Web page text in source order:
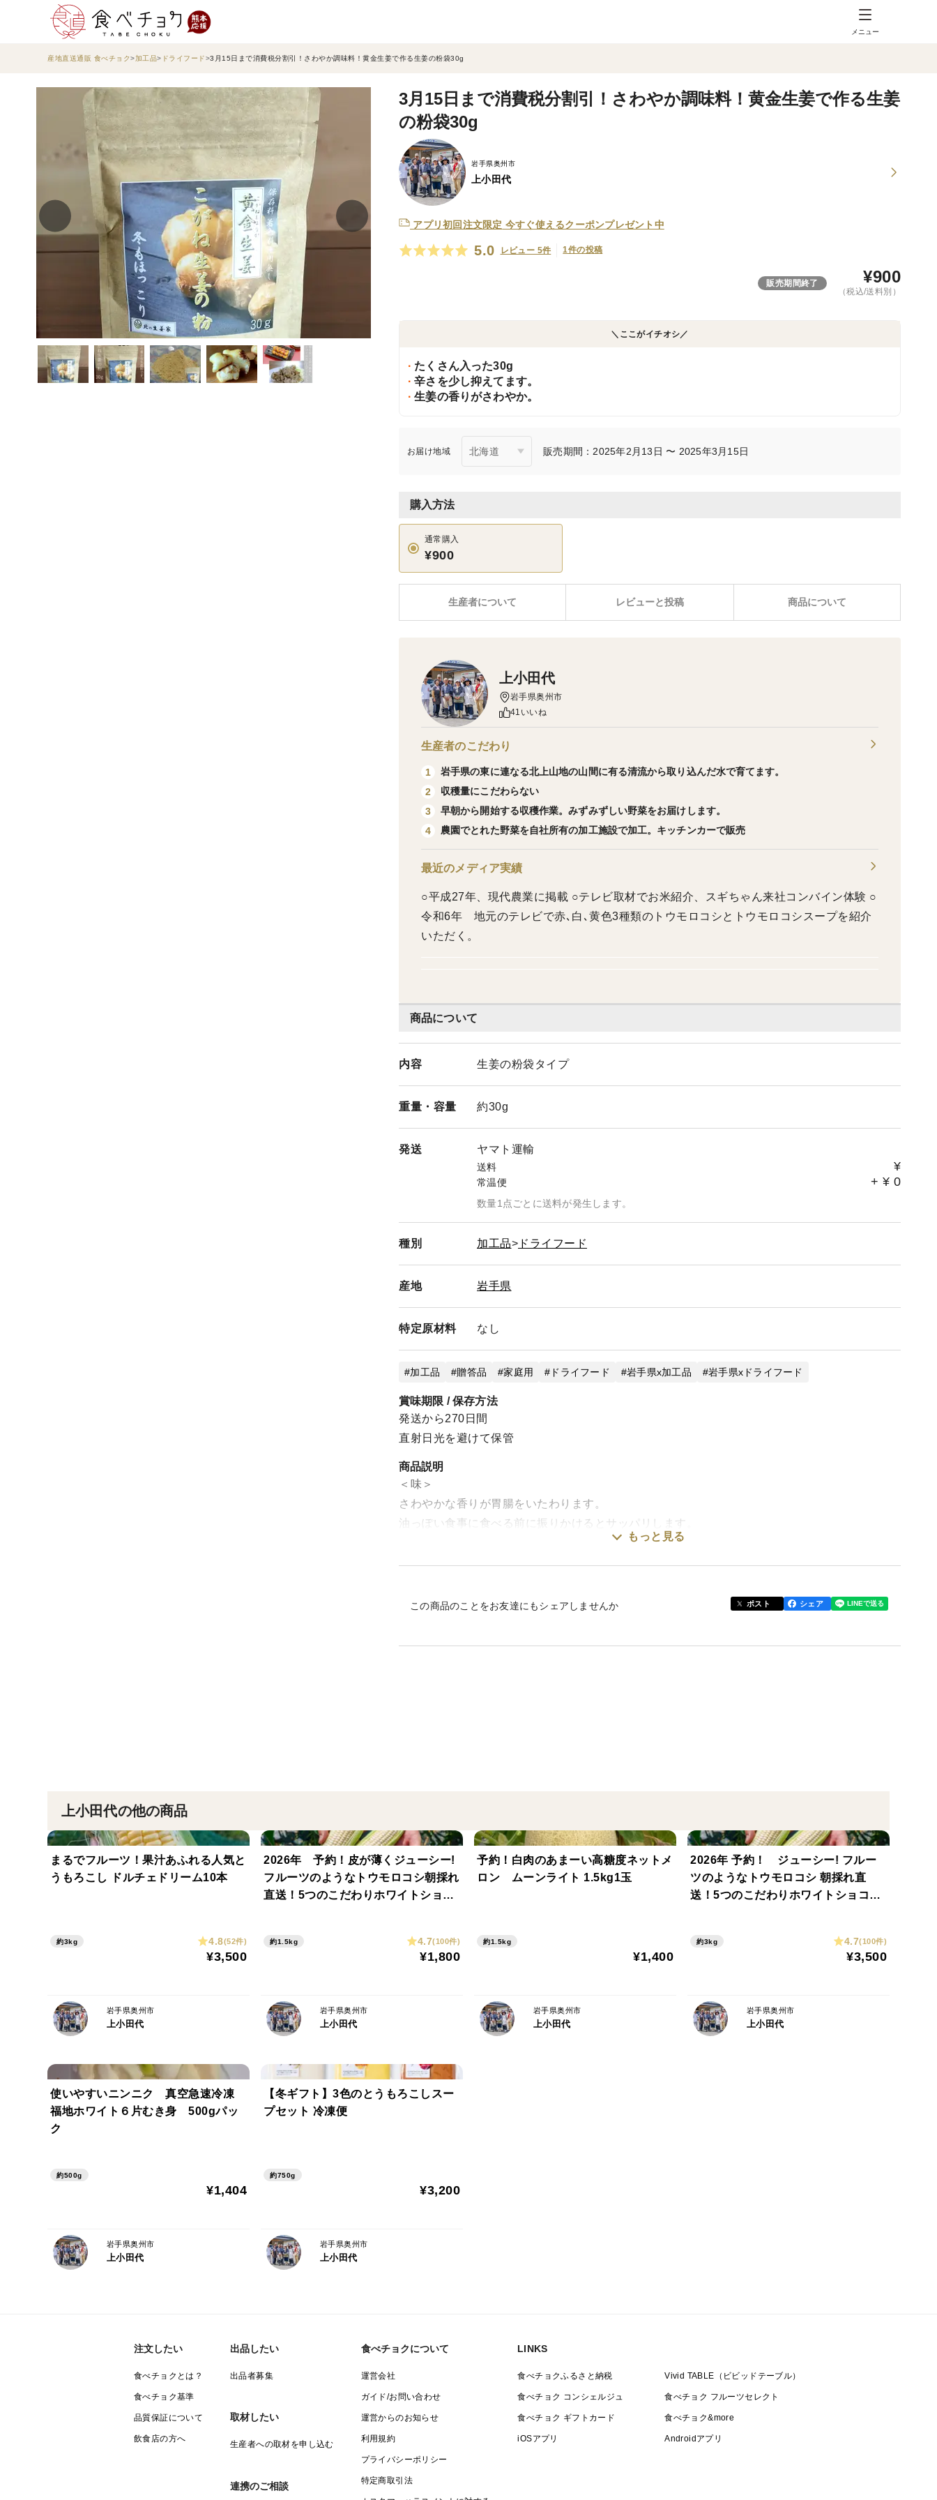
メニュー
産地直送通販 食べチョク 加工品 ドライフード 3月15日まで消費税分割引！さわやか調味料！黄金生姜で作る生姜の粉袋30g
3月15日まで消費税分割引！さわやか調味料！黄金生姜で作る生姜
の粉袋30g
岩手県奥州市
上小田代
アプリ初回注文限定 今すぐ使えるクーポンプレゼント中
5.0 レビュー 5件 1件の投稿
販売期間終了 ¥900
（税込/送料別）
＼ここがイチオシ／
たくさん入った30g
辛さを少し抑えてます。
生姜の香りがさわやか。
お届け地域 販売期間：2025年2月13日 〜 2025年3月15日
購入方法
通常購入
¥900
レビューと投稿 商品について
生産者について
商品について
内容 生姜の粉袋タイプ
重量・ 容量 約30g
発送 ヤマト運輸
送料 ¥
常温便 + ¥ 0
数量1点ごとに送料が発生します。
種別 加工品 ドライフード
産地 岩手県
特定原材料 なし
加工品 贈答品 家庭用 ドライフード 岩手県x加工品 岩手県xドライフード
賞味期限 / 保存方法
発送から270日間
直射日光を避けて保管
商品説明
＜味＞
さわやかな香りが胃腸をいたわります。
油っぽい食事に食べる前に振りかけるとサッパリします。
＜産地の特徴＞
山間部にある農村です。農村は冬の収入がありません。
自ら冬の収入を作るために生姜を特産品にするべく加工を開始しました。
＜品種など＞
プロの料理人が好んで使う品種、黄金（こがね）生姜を使用しています。
もっと見る
この商品のことをお友達にもシェアしませんか ポスト シェア
上小田代
岩手県奥州市
41いいね
生産者のこだわり
1
岩手県の東に連なる北上山地の山間に有る清流から取り込んだ水で育てます。
2
収穫量にこだわらない
3
早朝から開始する収穫作業。みずみずしい野菜をお届けします。
4
農園でとれた野菜を自社所有の加工施設で加工。キッチンカーで販売
最近のメディア実績
○平成27年、現代農業に掲載 ○テレビ取材でお米紹介、スギちゃん来社コンバイン体験 ○
令和6年 地元のテレビで赤､白､黄色3種類のトウモロコシとトウモロコシスープを紹介
いただく。
上小田代の他の商品
まるでフルーツ！果汁あふれる人気と
うもろこし ドルチェドリーム10本
約3kg 4.8(52件)
¥3,500
岩手県奥州市
上小田代
2026年 予約！皮が薄くジューシー!
フルーツのようなトウモロコシ朝採れ
直送！5つのこだわりホワイトショコ
約1.5kg 4.7(100件)
¥1,800
岩手県奥州市
上小田代
予約！白肉のあまーい高糖度ネットメ
ロン ムーンライト 1.5kg1玉
約1.5kg
¥1,400
岩手県奥州市
上小田代
2026年 予約！ ジューシー! フルー
ツのようなトウモロコシ 朝採れ直
送！5つのこだわりホワイトショコラ
約3kg 4.7(100件)
¥3,500
岩手県奥州市
上小田代
使いやすいニンニク 真空急速冷凍
福地ホワイト６片むき身 500gパッ
ク
約500g
¥1,404
岩手県奥州市
上小田代
【冬ギフト】3色のとうもろこしスー
プセット 冷凍便
約750g
¥3,200
岩手県奥州市
上小田代
注文したい
食べチョクとは？
食べチョク基準
品質保証について
飲食店の方へ
出品したい
出品者募集
取材したい
生産者への取材を申し込む
連携のご相談
食べチョクについて
運営会社
ガイド/お問い合わせ
運営からのお知らせ
利用規約
プライバシーポリシー
特定商取引法
LINKS
食べチョクふるさと納税 Vivid TABLE（ビビッドテーブル）
食べチョク コンシェルジュ 食べチョク フルーツセレクト
食べチョク ギフトカード 食べチョク&more
iOSアプリ Androidアプリ